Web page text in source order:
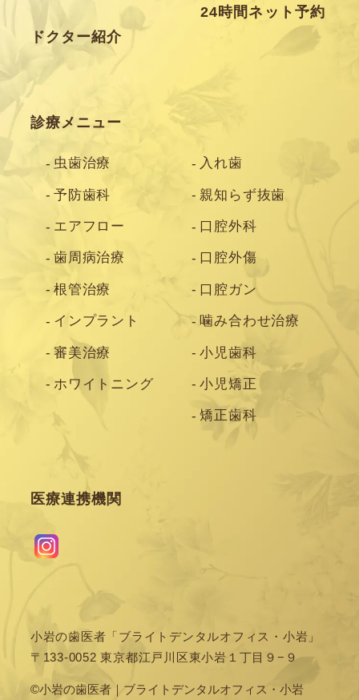
ドクター紹介
24時間ネット予約
診療メニュー
虫歯治療
予防歯科
エアフロー
歯周病治療
根管治療
インプラント
審美治療
ホワイトニング
入れ歯
親知らず抜歯
口腔外科
口腔外傷
口腔ガン
噛み合わせ治療
小児歯科
小児矯正
矯正歯科
医療連携機関
小岩の歯医者「ブライトデンタルオフィス・小岩」
〒133-0052 東京都江戸川区東小岩１丁目９−９
©小岩の歯医者｜ブライトデンタルオフィス・小岩